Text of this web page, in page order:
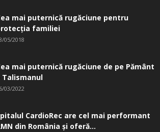
mai puternică rugăciune pentru
familiei
05/2018
mai puternică rugăciune de pe Pământ
Talismanul
03/2022
CardioRec are cel mai performant
din România și oferă...